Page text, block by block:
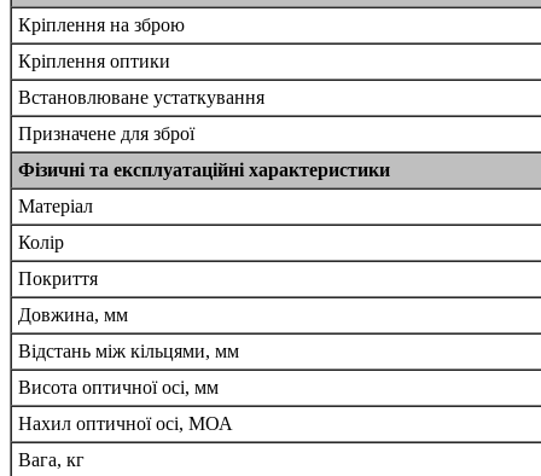
Кріплення на зброю
Кріплення оптики
Встановлюване устаткування
Призначене для зброї
Фізичні та експлуатаційні характеристики
Матеріал
Колір
Покриття
Довжина, мм
Відстань між кільцями, мм
Висота оптичної осі, мм
Нахил оптичної осі, МОА
Вага, кг